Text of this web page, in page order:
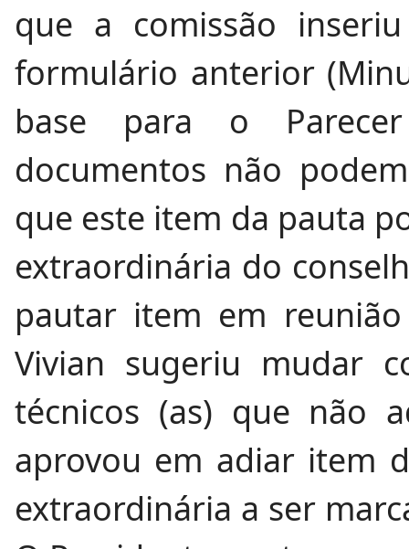
que a comissão
formulário anterior
base para o
documentos não
que este item da pauta
extraordinária do
pautar item em
Vivian sugeriu mudar
técnicos (as) que não
aprovou em adiar item
extraordinária a ser